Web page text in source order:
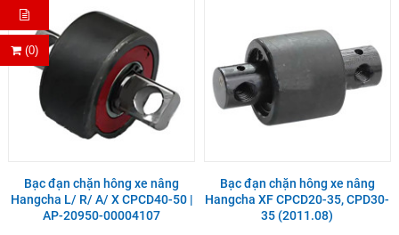
(0)
Bạc đạn chặn hông xe nâng
Hangcha L/ R/ A/ X CPCD40-50 |
AP-20950-00004107
Bạc đạn chặn hông xe nâng
Hangcha XF CPCD20-35, CPD30-
35 (2011.08)